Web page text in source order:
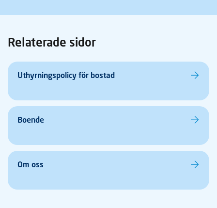
Relaterade sidor
Uthyrningspolicy för bostad
Boende
Om oss